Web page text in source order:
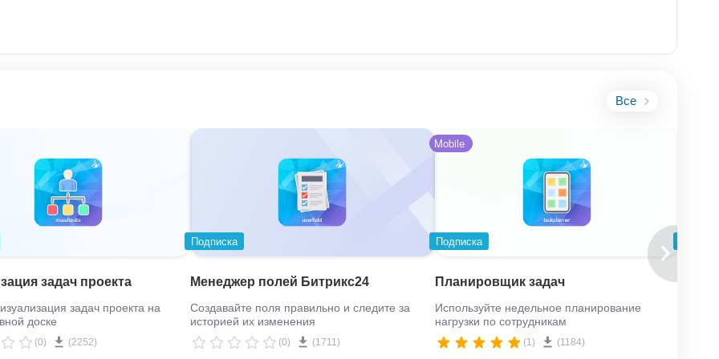
CRM помогает адаптировать приложение под нужды
упрощают управление и повышают эффективность работы.
и приоритетами, что способствует более продуктивной работе
при открытии элемента появляется вкладка для
Все
задач проекта
задач проекта на
доске
(0) (2252)
Подписка
Менеджер полей Битрикс24
Создавайте поля правильно и следите за
историей их изменения
(0) (1711)
Mobile
Подписка
Планировщик задач
Используйте недельное планирование
нагрузки по сотрудникам
(1) (1184)